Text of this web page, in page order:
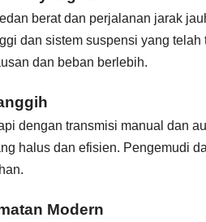
berat dan perjalanan jarak
dan sistem suspensi yang
dan beban berlebih.
dengan transmisi manual dan
halus dan efisien. Pengemudi
Modern